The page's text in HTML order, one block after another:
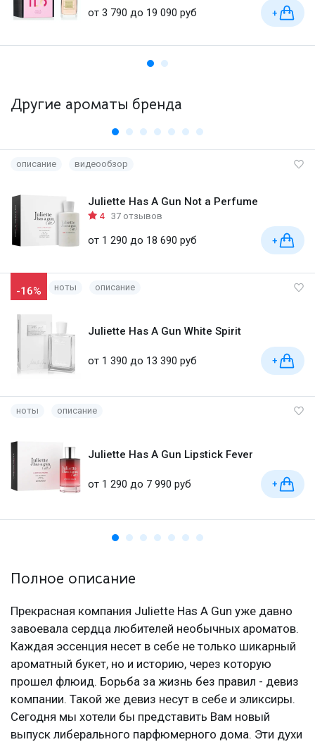
от 3 790 до 19 090 руб +
Другие ароматы бренда
описание видеообзор
Juliette Has A Gun Not a Perfume
4 37 отзывов
от 1 290 до 18 690 руб +
-16% ноты описание
Juliette Has A Gun White Spirit
от 1 390 до 13 390 руб +
ноты описание
Juliette Has A Gun Lipstick Fever
от 1 290 до 7 990 руб +
Полное описание
Прекрасная компания Juliette Has A Gun уже давно
завоевала сердца любителей необычных ароматов.
Каждая эссенция несет в себе не только шикарный
ароматный букет, но и историю, через которую
прошел флюид. Борьба за жизнь без правил - девиз
компании. Такой же девиз несут в себе и эликсиры.
Сегодня мы хотели бы представить Вам новый
выпуск либерального парфюмерного дома. Эти духи